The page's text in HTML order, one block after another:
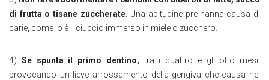
di frutta o tisane zuccherate. Una abitudine pre-nanna causa di
carie, come lo è il ciuccio immerso in miele o zucchero.
4) Se spunta il primo dentino,tra i quattro e gli otto mesi,
provocando un lieve arrossamento della gengiva che causa nel